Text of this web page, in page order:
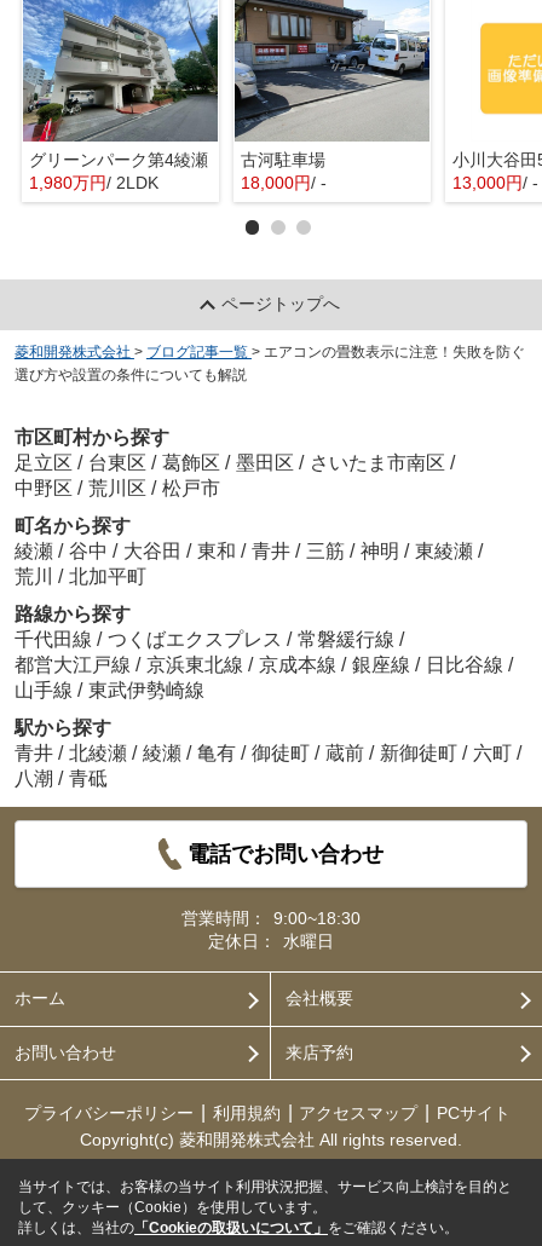
グリーンパーク第4綾瀬
1,980万円/ 2LDK
古河駐車場
18,000円/ - 13,000円/ -
ページトップへ
菱和開発株式会社 > ブログ記事一覧 > エアコンの畳数表示に注意！失敗を防ぐ
選び方や設置の条件についても解説
市区町村から探す
足立区 / 台東区 / 葛飾区 / 墨田区 / さいたま市南区 /
中野区 / 荒川区 / 松戸市
町名から探す
綾瀬 / 谷中 / 大谷田 / 東和 / 青井 / 三筋 / 神明 / 東綾瀬 /
荒川 / 北加平町
路線から探す
千代田線 / つくばエクスプレス / 常磐緩行線 /
都営大江戸線 / 京浜東北線 / 京成本線 / 銀座線 / 日比谷線 /
山手線 / 東武伊勢崎線
駅から探す
青井 / 北綾瀬 / 綾瀬 / 亀有 / 御徒町 / 蔵前 / 新御徒町 / 六町 /
八潮 / 青砥
電話でお問い合わせ
営業時間：
9:00~18:30
定休日：
水曜日
ホーム 会社概要
お問い合わせ 来店予約
プライバシーポリシー 利用規約 アクセスマップ
PCサイト
Copyright(c) 菱和開発株式会社 All rights reserved.
当サイトでは、お客様の当サイト利用状況把握、サービス向上検討を目的と
して、クッキー（Cookie）を使用しています。
詳しくは、当社の 「Cookieの取扱いについて」 をご確認ください。